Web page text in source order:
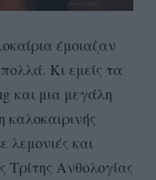
έμοιαζαν
Κι εμείς τα
και μια μεγάλη
και
Τρίτης Ανθολογίας